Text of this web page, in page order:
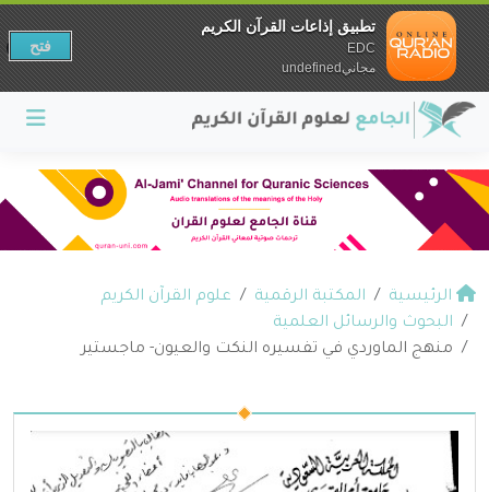
الرئيسية المكتبة الرقمية
علوم القرآن الكريم
البحوث والرسائل العلمية
منهج الماوردي في تفسيره النكت والعيون- ماجستير
تطبيق إذاعات القرآن الكريم
EDC
مجانيundefined
فتح